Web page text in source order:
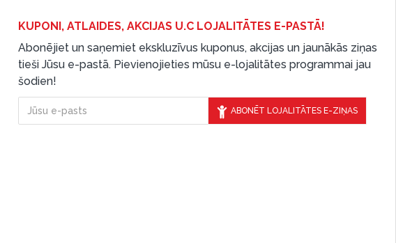
KUPONI, ATLAIDES, AKCIJAS U.C LOJALITĀTES E-PASTĀ!
Abonējiet un saņemiet ekskluzīvus kuponus, akcijas un jaunākās ziņas
tieši Jūsu e-pastā. Pievienojieties mūsu e-lojalitātes programmai jau
šodien!
ABONĒT LOJALITĀTES E-ZIŅAS